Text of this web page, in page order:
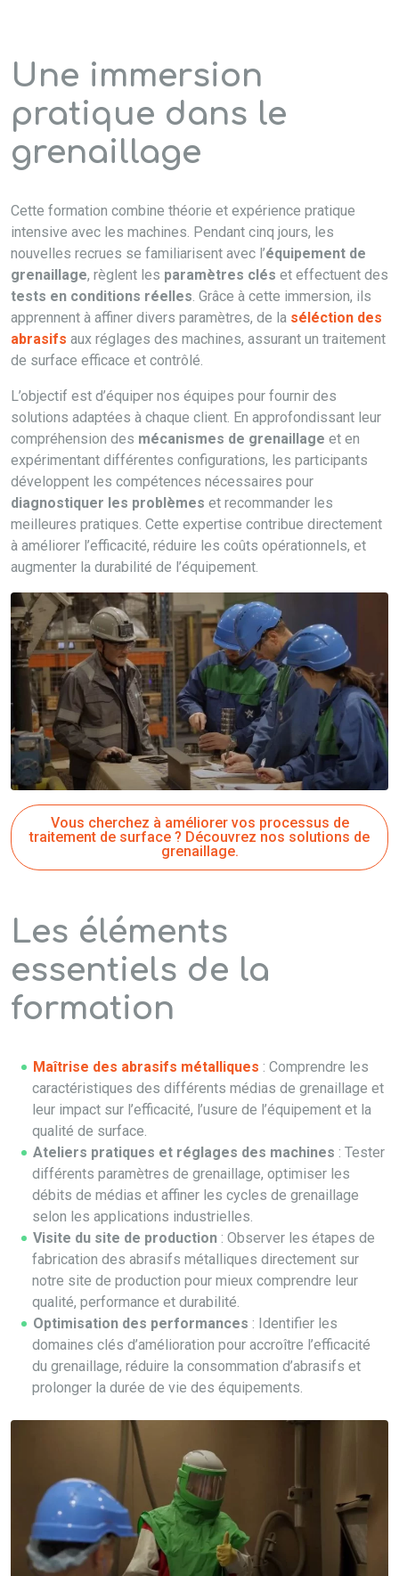
Une immersion
pratique dans le
grenaillage
Cette formation combine théorie et expérience pratique
intensive avec les machines. Pendant cinq jours, les
nouvelles recrues se familiarisent avec l’équipement de
grenaillage, règlent les paramètres clés et effectuent des
tests en conditions réelles. Grâce à cette immersion, ils
apprennent à affiner divers paramètres, de la séléction des
abrasifs aux réglages des machines, assurant un traitement
de surface efficace et contrôlé.
L’objectif est d’équiper nos équipes pour fournir des
solutions adaptées à chaque client. En approfondissant leur
compréhension des mécanismes de grenaillage et en
expérimentant différentes configurations, les participants
développent les compétences nécessaires pour
diagnostiquer les problèmes et recommander les
meilleures pratiques. Cette expertise contribue directement
à améliorer l’efficacité, réduire les coûts opérationnels, et
augmenter la durabilité de l’équipement.
Vous cherchez à améliorer vos processus de
traitement de surface ? Découvrez nos solutions de
grenaillage.
Les éléments
essentiels de la
formation
Maîtrise des abrasifs métalliques : Comprendre les
caractéristiques des différents médias de grenaillage et
leur impact sur l’efficacité, l’usure de l’équipement et la
qualité de surface.
Ateliers pratiques et réglages des machines : Tester
différents paramètres de grenaillage, optimiser les
débits de médias et affiner les cycles de grenaillage
selon les applications industrielles.
Visite du site de production : Observer les étapes de
fabrication des abrasifs métalliques directement sur
notre site de production pour mieux comprendre leur
qualité, performance et durabilité.
Optimisation des performances : Identifier les
domaines clés d’amélioration pour accroître l’efficacité
du grenaillage, réduire la consommation d’abrasifs et
prolonger la durée de vie des équipements.